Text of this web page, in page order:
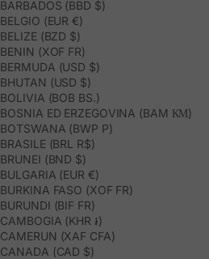
BARBADOS (BBD $)
BELGIO (EUR €)
BELIZE (BZD $)
BENIN (XOF FR)
BERMUDA (USD $)
BHUTAN (USD $)
BOLIVIA (BOB BS.)
BOSNIA ED ERZEGOVINA (BAM КМ)
BOTSWANA (BWP P)
BRASILE (BRL R$)
BRUNEI (BND $)
BULGARIA (EUR €)
BURKINA FASO (XOF FR)
BURUNDI (BIF FR)
CAMBOGIA (KHR ៛)
CAMERUN (XAF CFA)
CANADA (CAD $)